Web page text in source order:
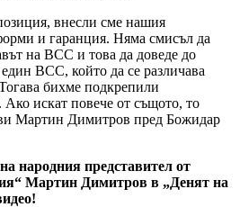
внесли сме нашия
и гаранция. Няма смисъл да
на ВСС и това да доведе до
ВСС, който да се различава
бихме подкрепили
Ако искат повече от същото, то
Мартин Димитров пред Божидар
народния представител от
Мартин Димитров в „Денят на